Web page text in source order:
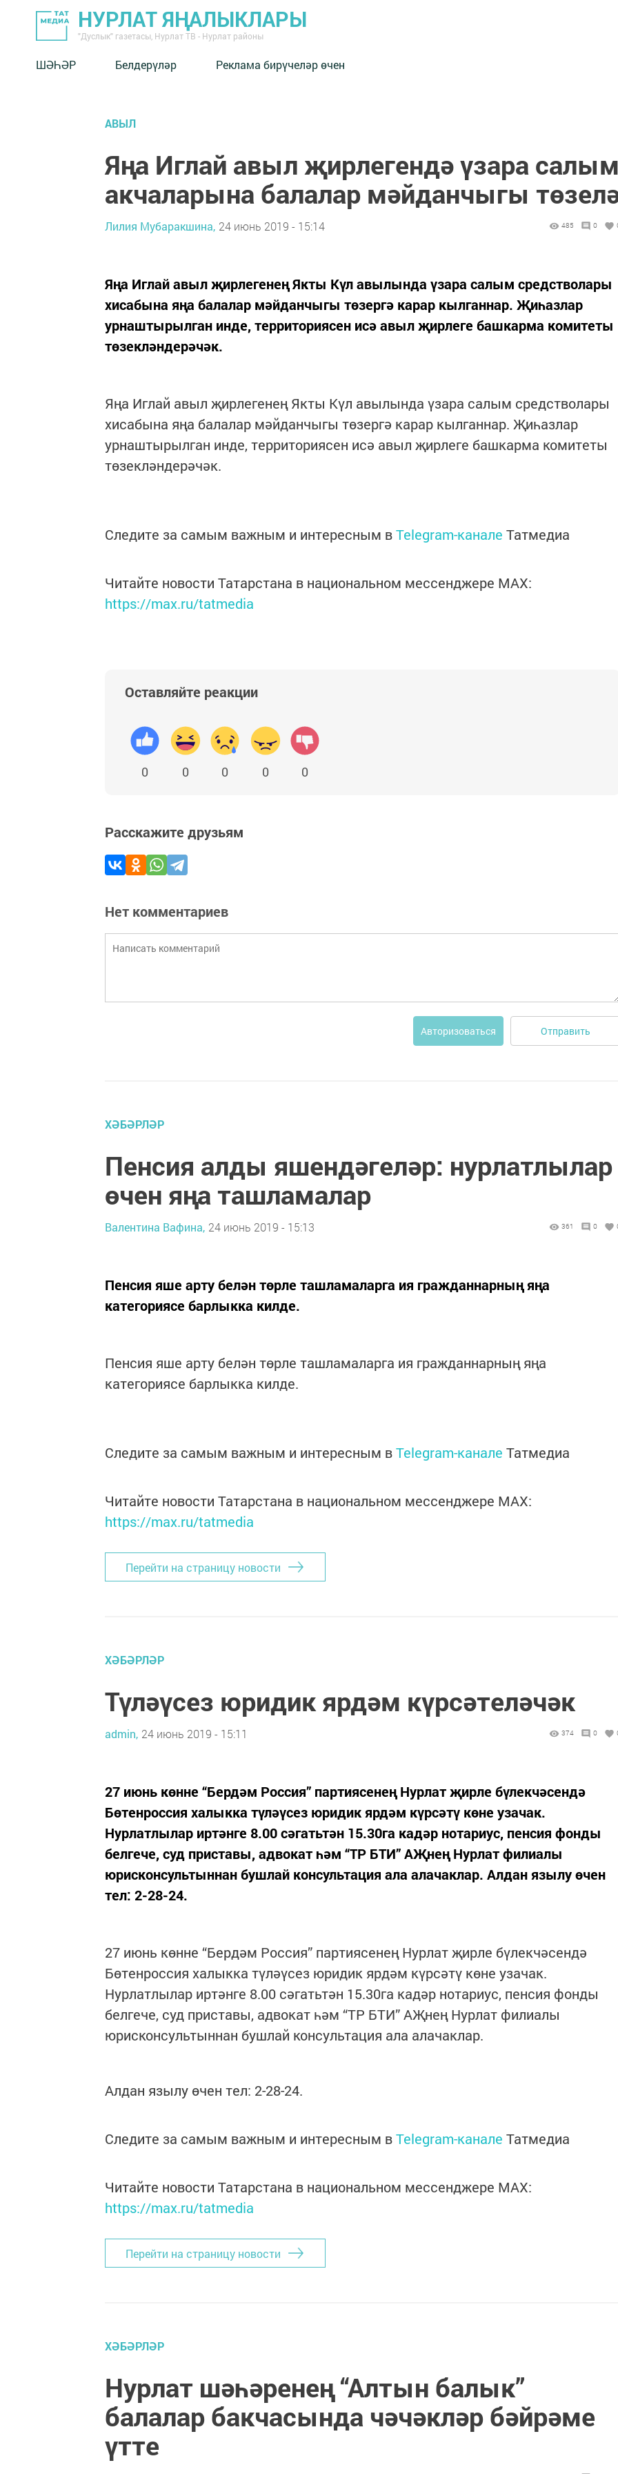
НУРЛАТ ЯҢАЛЫКЛАРЫ
"Дуслык" газетасы, Нурлат ТВ - Нурлат районы
ШӘҺӘР Белдерүләр Реклама бирүчеләр өчен
АВЫЛ
Яңа Иглай авыл җирлегендә үзара
акчаларына балалар мәйданчыгы
Лилия Мубаракшина, 24 июнь 2019 - 15:14 485 0
Яңа Иглай авыл җирлегенең Якты Күл авылында үзара салым средстволары
хисабына яңа балалар мәйданчыгы төзергә карар кылганнар. Җиһазлар
урнаштырылган инде, территориясен исә авыл җирлеге башкарма комитеты
төзекләндерәчәк.
Яңа Иглай авыл җирлегенең Якты Күл авылында үзара салым средстволары
хисабына яңа балалар мәйданчыгы төзергә карар кылганнар. Җиһазлар
урнаштырылган инде, территориясен исә авыл җирлеге башкарма комитеты
төзекләндерәчәк.
Следите за самым важным и интересным вTelegram-канале Татмедиа
Читайте новости Татарстана в национальном мессенджере MАХ:
https://max.ru/tatmedia
Оставляйте реакции
0 0 0 0 0
Расскажите друзьям
Нет комментариев
Авторизоваться Отправить
ХӘБӘРЛӘР
Пенсия алды яшендәгеләр: нурлатлылар
өчен яңа ташламалар
Валентина Вафина, 24 июнь 2019 - 15:13 361 0
Пенсия яше арту белән төрле ташламаларга ия гражданнарның яңа
категориясе барлыкка килде.
Пенсия яше арту белән төрле ташламаларга ия гражданнарның яңа
категориясе барлыкка килде.
Следите за самым важным и интересным вTelegram-канале Татмедиа
Читайте новости Татарстана в национальном мессенджере MАХ:
https://max.ru/tatmedia
Перейти на страницу новости
ХӘБӘРЛӘР
Түләүсез юридик ярдәм күрсәтеләчәк
admin, 24 июнь 2019 - 15:11 374 0
27 июнь көнне “Бердәм Россия” партиясенең Нурлат җирле бүлекчәсендә
Бөтенроссия халыкка түләүсез юридик ярдәм күрсәтү көне узачак.
Нурлатлылар иртәнге 8.00 сәгатьтән 15.30га кадәр нотариус, пенсия фонды
белгече, суд приставы, адвокат һәм “ТР БТИ” АҖнең Нурлат филиалы
юрисконсультыннан бушлай консультация ала алачаклар. Алдан язылу өчен
тел: 2-28-24.
27 июнь көнне “Бердәм Россия” партиясенең Нурлат җирле бүлекчәсендә
Бөтенроссия халыкка түләүсез юридик ярдәм күрсәтү көне узачак.
Нурлатлылар иртәнге 8.00 сәгатьтән 15.30га кадәр нотариус, пенсия фонды
белгече, суд приставы, адвокат һәм “ТР БТИ” АҖнең Нурлат филиалы
юрисконсультыннан бушлай консультация ала алачаклар.
Алдан язылу өчен тел: 2-28-24.
Следите за самым важным и интересным вTelegram-канале Татмедиа
Читайте новости Татарстана в национальном мессенджере MАХ:
https://max.ru/tatmedia
Перейти на страницу новости
ХӘБӘРЛӘР
Нурлат шәһәренең “Алтын балык”
балалар бакчасында чәчәкләр бәйрәме
үтте